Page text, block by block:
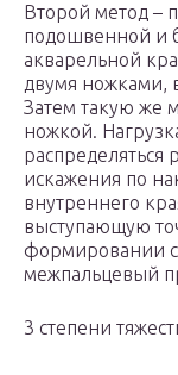
Второй метод –
подошвенной и
акварельной
двумя ножками,
Затем такую же
ножкой.
искажения по
внутреннего
выступающую
формировании
межпальцевый
3 степени